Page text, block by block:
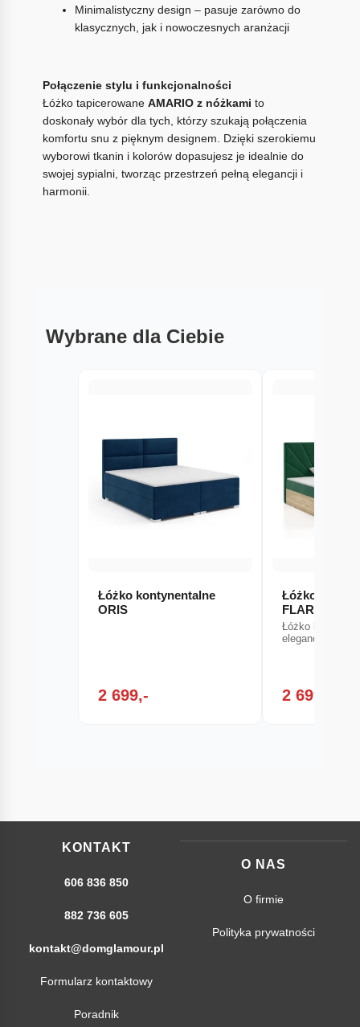
Minimalistyczny design – pasuje zarówno do
klasycznych, jak i nowoczesnych aranżacji
Połączenie stylu i funkcjonalności
Łóżko tapicerowane AMARIO z nóżkami to
doskonały wybór dla tych, którzy szukają połączenia
komfortu snu z pięknym designem. Dzięki szerokiemu
wyborowi tkanin i kolorów dopasujesz je idealnie do
swojej sypialni, tworząc przestrzeń pełną elegancji i
harmonii.
Wybrane dla Ciebie
Łóżko kontynentalne
ORIS
2 699,-
Łóżko
FLARE
Łóżko
elegancja i
2 699,-
KONTAKT
606 836 850
882 736 605
kontakt@domglamour.pl
Formularz kontaktowy
Poradnik
O NAS
O firmie
Polityka prywatności